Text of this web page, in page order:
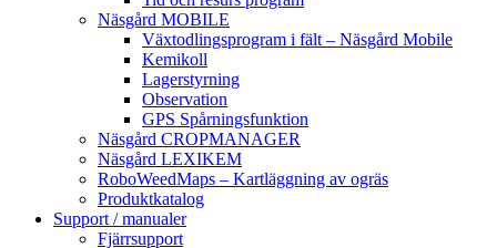
Näsgård MOBILE
Växtodlingsprogram i fält – Näsgård Mobile
Kemikoll
Lagerstyrning
Observation
GPS Spårningsfunktion
Näsgård CROPMANAGER
Näsgård LEXIKEM
RoboWeedMaps – Kartläggning av ogräs
Produktkatalog
Support / manualer
Fjärrsupport